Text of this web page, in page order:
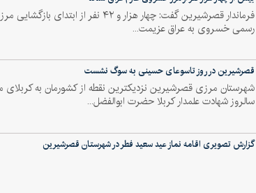
رسمی خسروی به عراق عزیمت...
قصرشیرین در روز تاسوعای حسینی به سوگ نشست
شهرستان مرزی قصرشیرین نزدیکترین نقطه از کشورمان به
سالروز شهادت علمدار کربلا حضرت ابوالفضل...
گزارش تصویری اقامه نماز عید سعید فطر در شهرستان قصرشیرین